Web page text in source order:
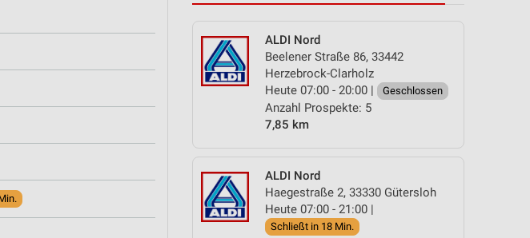
ALDI Nord
Beelener Straße 86, 33442
Herzebrock-Clarholz
Heute 07:00 - 20:00 |
Geschlossen
Anzahl Prospekte: 5
7,85 km
ALDI Nord
Haegestraße 2, 33330 Gütersloh
Heute 07:00 - 21:00 |
Schließt in 18 Min.